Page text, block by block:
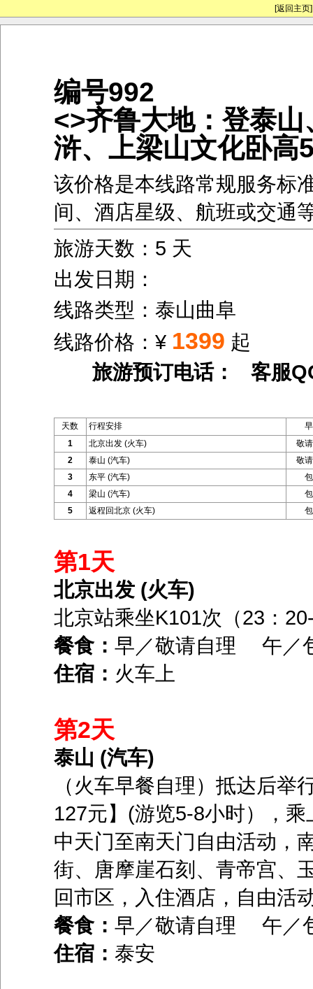
[返回主页]
编号992
<>齐鲁大地：登泰山
浒、上梁山文化卧高
该价格是本线路常规服务标
间、酒店星级、航班或交通
旅游天数：5 天
出发日期：
线路类型：泰山曲阜
线路价格：¥ 1399 起
旅游预订电话： 客服
天数 行程安排
1
北京出发 (火车)
敬
2
泰山 (汽车)
敬
3
东平 (汽车)
4
梁山 (汽车)
5
返程回北京 (火车)
第1天
北京出发 (火车)
北京站乘坐K101次（23：
餐食： 早／敬请自理 午
住宿： 火车上
第2天
泰山 (汽车)
（火车早餐自理）抵达后
127元】(游览5-8小时），
中天门至南天门自由活动，
街、唐摩崖石刻、青帝宫、
回市区，入住酒店，自由活
餐食： 早／敬请自理 午
住宿： 泰安